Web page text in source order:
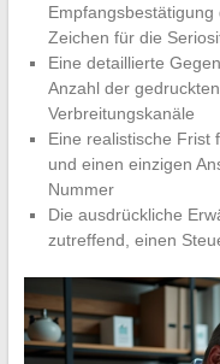
Zeichen für die
Eine detaillierte
Anzahl der
Verbreitungskanäle
Eine realistische Frist
und einen einzigen
Nummer
Die ausdrückliche
zutreffend, einen